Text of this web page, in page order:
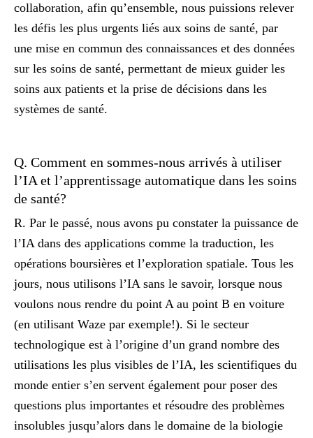
collaboration, afin qu’ensemble, nous puissions relever
les défis les plus urgents liés aux soins de santé, par
une mise en commun des connaissances et des données
sur les soins de santé, permettant de mieux guider les
soins aux patients et la prise de décisions dans les
systèmes de santé.
Q. Comment en sommes-nous arrivés à utiliser
l’IA et l’apprentissage automatique dans les soins
de santé?
R. Par le passé, nous avons pu constater la puissance de
l’IA dans des applications comme la traduction, les
opérations boursières et l’exploration spatiale. Tous les
jours, nous utilisons l’IA sans le savoir, lorsque nous
voulons nous rendre du point A au point B en voiture
(en utilisant Waze par exemple!). Si le secteur
technologique est à l’origine d’un grand nombre des
utilisations les plus visibles de l’IA, les scientifiques du
monde entier s’en servent également pour poser des
questions plus importantes et résoudre des problèmes
insolubles jusqu’alors dans le domaine de la biologie